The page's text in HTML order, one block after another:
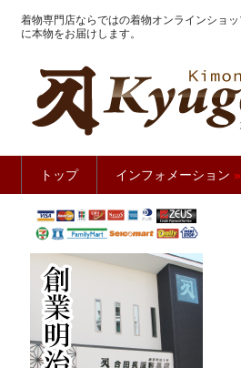
着物専門店ならではの着物オンラインショ
に本物をお届けします。
きもの
トップ インフォメーション »